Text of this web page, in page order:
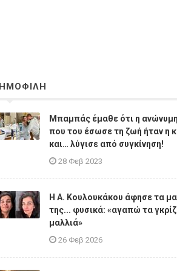
Μπαμπάς έμαθε ότι η
που του έσωσε τη ζωή ήταν η
και… λύγισε από συγκίνηση!
28 Φεβ 2023
Η A. Κουλουκάκου άφησε τα
της... φυσικά: «αγαπώ τα
μαλλιά»
26 Φεβ 2026